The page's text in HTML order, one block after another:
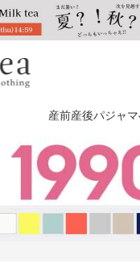
産前産後パジャマ